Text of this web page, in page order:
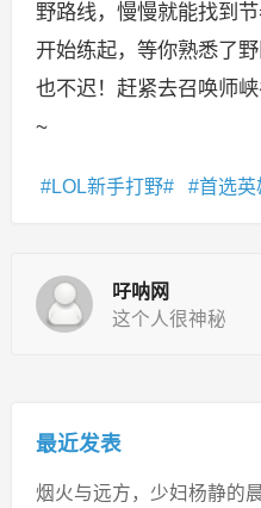
野路线，慢慢就能找到
开始练起，等你熟悉了
也不迟！赶紧去召唤师
~
LOL新手打野 首选英
吇呐网
这个人很神秘
最近发表
烟火与远方，少妇杨静的